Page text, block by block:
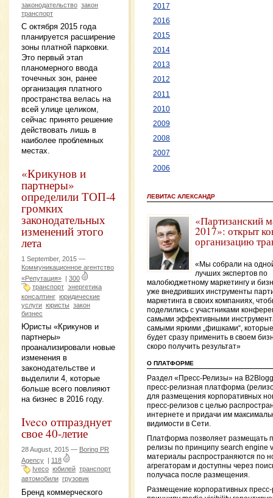
законодательство закон
транспорт
С октября 2015 года
планируется расширение
зоны платной парковки.
Это первый этап
планомерного ввода
точечных зон, ранее
организация платного
пространства велась на
всей улице целиком,
сейчас принято решение
действовать лишь в
наиболее проблемных
местах.
«Крикунов и
партнеры»
определили ТОП-4
громких
законодательных
изменений этого
лета
1 September, 2015 —
Коммуникационное агентство
«Репутация» | 300
транспорт энергетика
консалтинг юридические
услуги юристы закон
бизнес
Юристы «Крикунов и
партнеры»
проанализировали новые
изменения в
законодательстве и
выделили 4, которые
больше всего повлияют
на бизнес в 2016 году.
Iveco отпразднует
свое 40-летие
28 August, 2015 — Boring PR
Agency | 118
Iveco юбилей транспорт
автомобили грузовик
Бренд коммерческого
2017
2016
2015
2014
2013
2012
2011
2010
2009
2008
2007
2006
ЛЕВИТАС АЛЕКСАНДР
«Партизанский
2017»: открыт
организацию
«Мы собрали на
лучших экспертов по
малобюджетному маркетингу и
уже внедривших инструменты
маркетинга в своих компаниях,
поделились с участниками
самыми эффективными
самыми яркими „фишками“,
будет сразу применить в своем
скоро получить результат»
О ПЛАТФОРМЕ
Раздел «Пресс-Релизы» на
пресс-релизная платформа
для размещения корпоративных
пресс-релизов с целью
интернете и придачи им
видимости в Сети.
Платформа позволяет размещать
релизы по принципу search engine
материалы распространяются по
агрегаторам и доступны через
получаса после размещения.
Размещение корпоративных